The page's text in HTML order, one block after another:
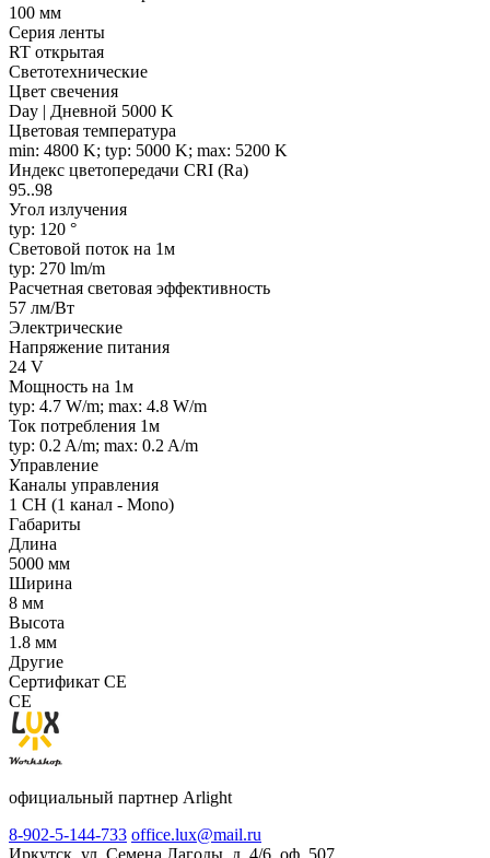
100 мм
Серия ленты
RT открытая
Светотехнические
Цвет свечения
Day | Дневной 5000 K
Цветовая температура
min: 4800 K; typ: 5000 K; max: 5200 K
Индекс цветопередачи CRI (Ra)
95..98
Угол излучения
typ: 120 °
Световой поток на 1м
typ: 270 lm/m
Расчетная световая эффективность
57 лм/Вт
Электрические
Напряжение питания
24 V
Мощность на 1м
typ: 4.7 W/m; max: 4.8 W/m
Ток потребления 1м
typ: 0.2 A/m; max: 0.2 A/m
Управление
Каналы управления
1 CH (1 канал - Mono)
Габариты
Длина
5000 мм
Ширина
8 мм
Высота
1.8 мм
Другие
Сертификат CE
CE
официальный партнер Arlight
8-902-5-144-733 office.lux@mail.ru